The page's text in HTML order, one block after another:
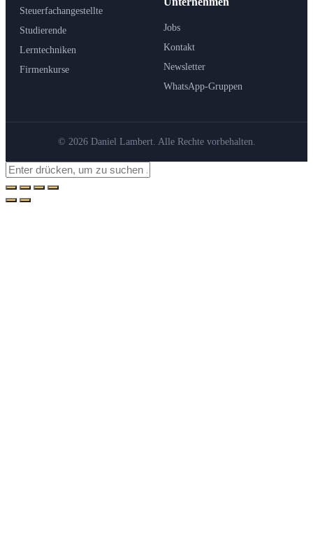
Steuerfachangestellte
Studierende
Lerntechniken
Firmenkurse
Jobs
Kontakt
Newsletter
WhatsApp-Gruppen
© 2026 Daniel Lambert. Alle Rechte vorbehalten.